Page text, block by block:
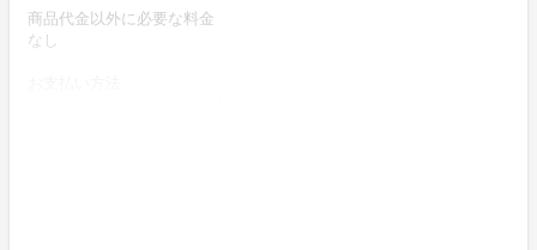
商品代金以外に必要な料金
なし